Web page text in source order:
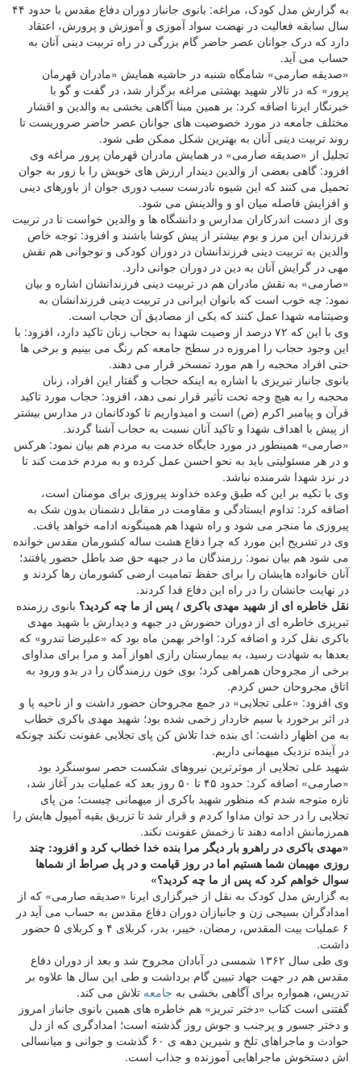
به گزارش مدل کودک، مراغه: بانوی جانباز دوران دفاع مقدس با حدود ۴۴
سال سابقه فعالیت در نهضت سواد آموزی و آموزش و پرورش، اعتقاد
دارد که درک جوانان عصر حاضر گام بزرگی در راه تربیت دینی آنان به
حساب می آید.
«صدیقه صارمی» شامگاه شنبه در حاشیه همایش «مادران قهرمان
پرور» که در تالار شهید بهشتی مراغه برگزار شد، در گفت و گو با
خبرنگار ایرنا اضافه کرد: بر همین مبنا آگاهی بخشی به والدین و اقشار
مختلف جامعه در مورد خصوصیت های جوانان عصر حاضر ضروریست تا
روند تربیت دینی آنان به بهترین شکل ممکن طی شود.
تجلیل از «صدیقه صارمی» در همایش مادران قهرمان پرور مراغه وی
افزود: گاهی بعضی از والدین دیندار ارزش های خویش را با زور به جوان
تحمیل می کنند که این شیوه نادرست سبب دوری جوان از باورهای دینی
و افزایش فاصله میان او و والدینش می شود.
وی از دست اندرکاران مدارس و دانشگاه ها و والدین خواست تا در تربیت
فرزندان این مرز و بوم بیشتر از پیش کوشا باشند و افزود: توجه خاص
والدین به تربیت دینی فرزندانشان در دوران کودکی و نوجوانی هم نقش
مهی در گرایش آنان به دین در دوران جوانی دارد.
«صارمی» به نقش مادران هم در تربیت دینی فرزندانشان اشاره و بیان
نمود: چه خوب است که بانوان ایرانی در تربیت دینی فرزندانشان به
وصیتنامه شهدا عمل کنند که یکی از مصادیق آن حجاب است.
وی با این که ۷۲ درصد از وصیت شهدا به حجاب زنان تاکید دارد، افزود: با
این وجود حجاب را امروزه در سطح جامعه کم رنگ می بینیم و برخی ها
حتی افراد محجبه را هم مورد تمسخر قرار می دهند.
بانوی جانباز تبریزی با اشاره به اینکه حجاب و گفتار این افراد، زنان
محجبه را به هیچ وجه تحت تأثیر قرار نمی دهد، افزود: حجاب مورد تاکید
قرآن و پیامبر اکرم (ص) است و امیدواریم تا کودکانمان در مدارس بیشتر
از پیش با اهداف شهدا و تاکید آنان نسبت به حجاب آشنا گردند.
«صارمی» همینطور در مورد جایگاه خدمت به مردم هم بیان نمود: هرکس
و در هر مسئولیتی باید به نحو احسن عمل کرده و به مردم خدمت کند تا
در نزد شهدا شرمنده نباشد.
وی با تکیه بر این که طبق وعده خداوند پیروزی برای مومنان است،
اضافه کرد: تداوم ایستادگی و مقاومت در مقابل دشمنان بدون شک به
پیروزی ما منجر می شود و راه شهدا هم همینگونه ادامه خواهد یافت.
وی در تشریح این مورد که چرا دفاع هشت ساله کشورمان مقدس خوانده
می شود هم بیان نمود: رزمندگان ما در جبهه حق ضد باطل حضور یافتند؛
آنان خانواده هایشان را برای حفظ تمامیت ارضی کشورمان رها کردند و
در نهایت جانشان را در راه این دفاع فدا کردند.
نقل خاطره ای از شهید مهدی باکری / پس از ما چه کردید؟ بانوی رزمنده
تبریزی خاطره ای از دوران حضورش در جبهه و دیدارش با شهید مهدی
باکری نقل کرد و اضافه کرد: اواخر بهمن ماه بود که «علیرضا تندرو» که
بعدها به شهادت رسید، به بیمارستان رازی اهواز آمد و مرا برای مداوای
برخی از مجروحان همراهی کرد؛ بوی خون رزمندگان را در بدو ورود به
اتاق مجروحان حس کردم.
وی افزود: «علی تجلایی» در جمع مجروحان حضور داشت و از ناحیه پا و
در اثر برخورد با سیم خاردار زخمی شده بود؛ شهید مهدی باکری خطاب
به من اظهار داشت: ای بنده خدا تلاش کن پای تجلایی عفونت نکند چونکه
در آینده نزدیک میهمانی داریم.
شهید علی تجلایی از موثرترین نیروهای شکست حصر سوسنگرد بود
«صارمی» اضافه کرد: حدود ۴۵ تا ۵۰ روز بعد که عملیات بدر آغاز شد،
تازه متوجه شدم که منظور شهید باکری از میهمانی چیست؛ من پای
تجلایی را در حد توان مداوا کردم و قرار شد تا تزریق بقیه آمپول هایش را
همرزمانش ادامه دهند تا زخمش عفونت نکند.
«مهدی باکری در راهرو بار دیگر مرا بنده خدا خطاب کرد و افزود: چند
روزی مهیمان شما هستیم اما در روز قیامت و در پل صراط از شماها
سوال خواهم کرد که پس از ما چه کردید؟»
به گزارش مدل کودک به نقل از خبرگزاری ایرنا «صدیقه صارمی» که از
امدادگران بسیجی زن و جانبازان دوران دفاع مقدس به حساب می آید در
۶ عملیات بیت المقدس، رمضان، خیبر، بدر، کربلای ۴ و کربلای ۵ حضور
داشت.
وی طی سال ۱۳۶۲ شمسی در آبادان مجروح شد و بعد از دوران دفاع
مقدس هم در جهت جهاد تبیین گام برداشت و طی این سال ها علاوه بر
تدریس، همواره برای آگاهی بخشی به جامعه تلاش می کند.
گفتنی است کتاب «دختر تبریز» هم خاطره های همین بانوی جانباز امروز
و دختر جسور و پرجنب و جوش روز گذشته است؛ امدادگری که از دل
حوادث و ماجراهای تلخ و شیرین دهه ی ۶۰ گذشت و جوانی و میانسالی
اش دستخوش ماجراهایی آموزنده و جذاب است.